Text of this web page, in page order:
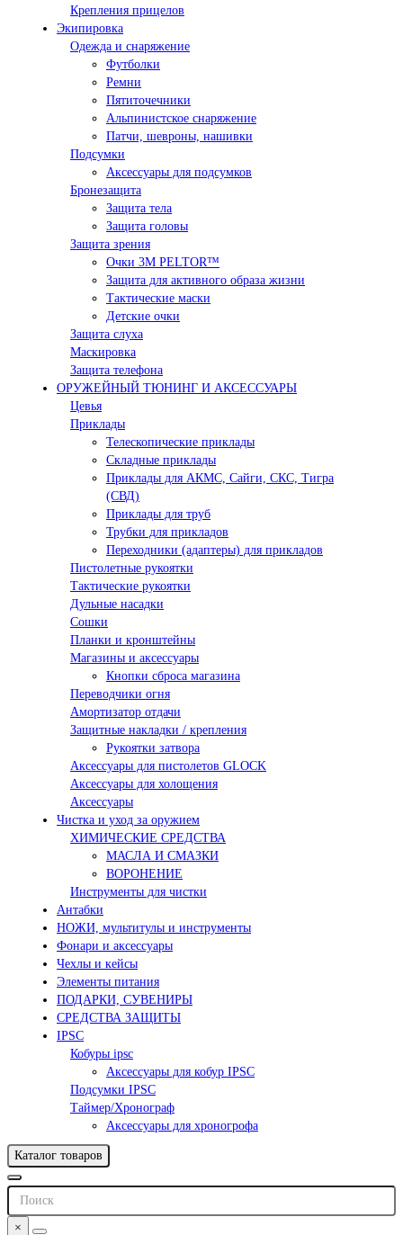
Крепления прицелов
Экипировка
Одежда и снаряжение
Футболки
Ремни
Пятиточечники
Альпинистское снаряжение
Патчи, шевроны, нашивки
Подсумки
Аксессуары для подсумков
Бронезащита
Защита тела
Защита головы
Защита зрения
Очки 3М PELTOR™
Защита для активного образа жизни
Тактические маски
Детские очки
Защита слуха
Маскировка
Защита телефона
ОРУЖЕЙНЫЙ ТЮНИНГ И АКСЕССУАРЫ
Цевья
Приклады
Телескопические приклады
Складные приклады
Приклады для АКМС, Сайги, СКС, Тигра
(СВД)
Приклады для труб
Трубки для прикладов
Переходники (адаптеры) для прикладов
Пистолетные рукоятки
Тактические рукоятки
Дульные насадки
Сошки
Планки и кронштейны
Магазины и аксессуары
Кнопки сброса магазина
Переводчики огня
Амортизатор отдачи
Защитные накладки / крепления
Рукоятки затвора
Аксессуары для пистолетов GLOCK
Аксессуары для холощения
Аксессуары
Чистка и уход за оружием
ХИМИЧЕСКИЕ СРЕДСТВА
МАСЛА И СМАЗКИ
ВОРОНЕНИЕ
Инструменты для чистки
Антабки
НОЖИ, мультитулы и инструменты
Фонари и аксессуары
Чехлы и кейсы
Элементы питания
ПОДАРКИ, СУВЕНИРЫ
СРЕДСТВА ЗАЩИТЫ
IPSC
Кобуры ipsc
Аксессуары для кобур IPSC
Подсумки IPSC
Таймер/Хронограф
Аксессуары для хроногрофа
Каталог товаров
×